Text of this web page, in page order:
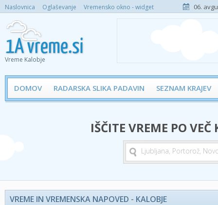
Naslovnica Oglaševanje Vremensko okno - widget 06.
Vreme Kalobje
DOMOV RADARSKA SLIKA PADAVIN SEZNAM KRAJEV
IŠČITE VREME PO
VREME IN VREMENSKA NAPOVED - KALOBJE